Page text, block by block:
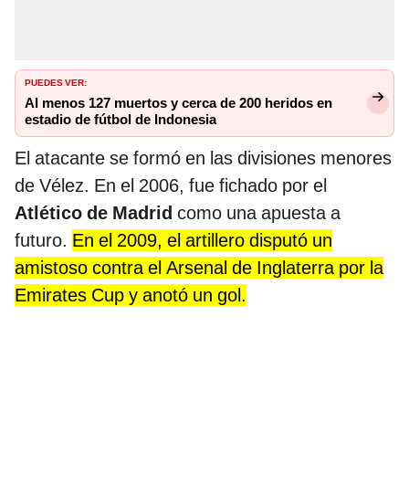
PUEDES VER:
Al menos 127 muertos y cerca de 200 heridos en
estadio de fútbol de Indonesia
El atacante se formó en las divisiones menores
de Vélez. En el 2006, fue fichado por el
Atlético de Madrid como una apuesta a
futuro. En el 2009, el artillero disputó un
amistoso contra el Arsenal de Inglaterra por la
Emirates Cup y anotó un gol.